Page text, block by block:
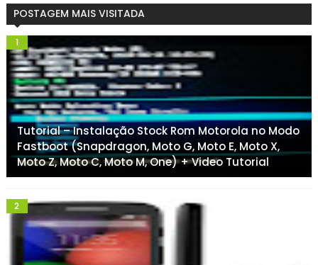
POSTAGEM MAIS VISITADA
Tutorial – Instalação Stock Rom Motorola no Modo
Fastboot (Snapdragon, Moto G, Moto E, Moto X,
Moto Z, Moto C, Moto M, One) + Video Tutorial